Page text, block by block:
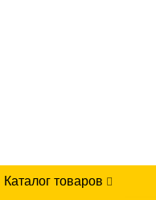
Каталог товаров